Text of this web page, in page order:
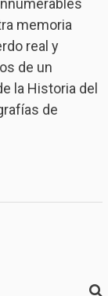
memoria
real y
de un
la Historia del
de